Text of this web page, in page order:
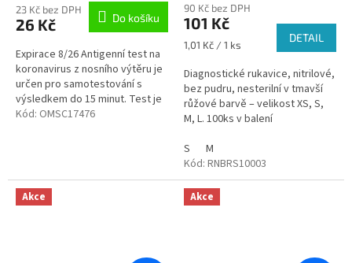
produktu
je
z
5
hvězdiček.
23 Kč bez DPH
26 Kč Do košíku
Expirace 8/26 Antigenní test na
koronavirus z nosního výtěru je
určen pro samotestování s
výsledkem do 15 minut. Test je
schválen Ministerstvem...
Kód: OMSC17476
90 Kč bez DPH
101 Kč
Měrná
1,01 Kč / 1 ks
DETAIL
Diagnostické rukavice, nitrilové,
bez pudru, nesterilní v tmavší
růžové barvě – velikost XS, S,
M, L. 100ks v balení
S
M
Kód: RNBRS10003
Akce Akce